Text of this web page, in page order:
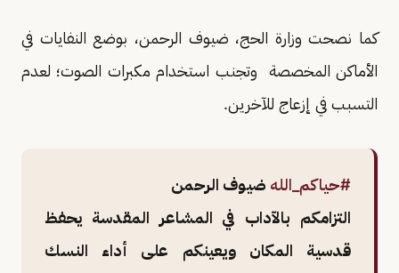
كما نصحت وزارة الحج، ضيوف الرحمن، بوضع النفايات في
الأماكن المخصصة وتجنب استخدام مكبرات الصوت؛ لعدم
التسبب في إزعاج للآخرين.
#حياكم_الله ضيوف الرحمن
التزامكم بالآداب في المشاعر المقدسة يحفظ
قدسية المكان ويعينكم على أداء النسك